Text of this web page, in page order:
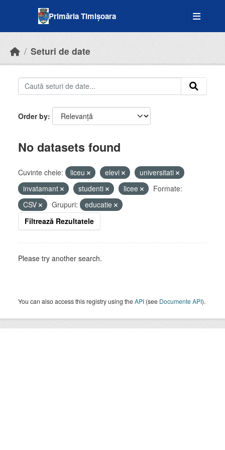
Primăria Timișoara
Seturi de date
Order by
No datasets found
Cuvinte cheie: liceu elevi
universitati
invatamant
studenti licee
Formate:
CSV
Grupuri:
educatie
Filtrează Rezultatele
Please try another search.
You can also access this registry using theAPI (see Documente API).